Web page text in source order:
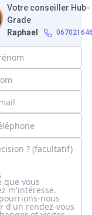
Votre conseiller Hub-
Grade
Raphael